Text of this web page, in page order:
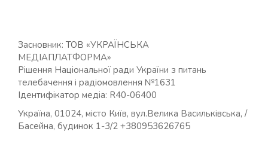
Засновник: ТОВ «УКРАЇНСЬКА
МЕДІАПЛАТФОРМА»
Рішення Національної ради України з питань
телебачення і радіомовлення №1631
Ідентифікатор медіа: R40-06400
Україна, 01024, місто Київ, вул.Велика Васильківська, /
Басейна, будинок 1-3/2 +380953626765